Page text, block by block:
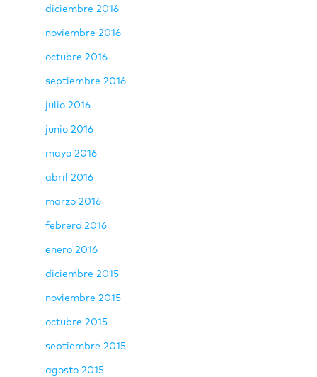
diciembre 2016
noviembre 2016
octubre 2016
septiembre 2016
julio 2016
junio 2016
mayo 2016
abril 2016
marzo 2016
febrero 2016
enero 2016
diciembre 2015
noviembre 2015
octubre 2015
septiembre 2015
agosto 2015